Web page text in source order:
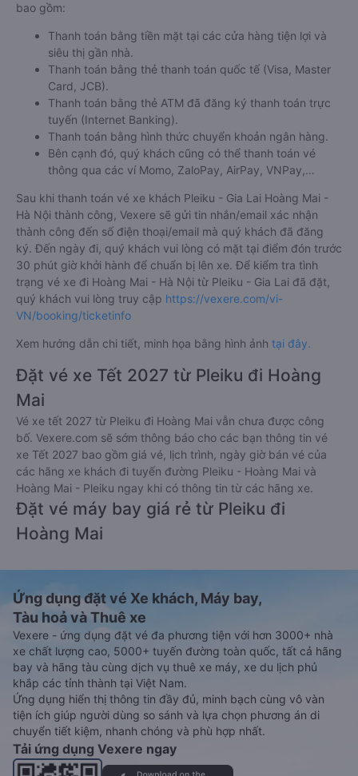
bao gồm:
Thanh toán bằng tiền mặt tại các cửa hàng tiện lợi và
siêu thị gần nhà.
Thanh toán bằng thẻ thanh toán quốc tế (Visa, Master
Card, JCB).
Thanh toán bằng thẻ ATM đã đăng ký thanh toán trực
tuyến (Internet Banking).
Thanh toán bằng hình thức chuyển khoản ngân hàng.
Bên cạnh đó, quý khách cũng có thể thanh toán vé
thông qua các ví Momo, ZaloPay, AirPay, VNPay,…
Sau khi thanh toán vé xe khách Pleiku - Gia Lai Hoàng Mai -
Hà Nội thành công, Vexere sẽ gửi tin nhắn/email xác nhận
thành công đến số điện thoại/email mà quý khách đã đăng
ký. Đến ngày đi, quý khách vui lòng có mặt tại điểm đón trước
30 phút giờ khởi hành để chuẩn bị lên xe. Để kiểm tra tình
trạng vé xe đi Hoàng Mai - Hà Nội từ Pleiku - Gia Lai đã đặt,
quý khách vui lòng truy cập https://vexere.com/vi-
VN/booking/ticketinfo
Xem hướng dẫn chi tiết, minh họa bằng hình ảnh tại đây.
Đặt vé xe Tết 2027 từ Pleiku đi Hoàng
Mai
Vé xe tết 2027 từ Pleiku đi Hoàng Mai vẫn chưa được công
bố. Vexere.com sẽ sớm thông báo cho các bạn thông tin vé
xe Tết 2027 bao gồm giá vé, lịch trình, ngày giờ bán vé của
các hãng xe khách đi tuyến đường Pleiku - Hoàng Mai và
Hoàng Mai - Pleiku ngay khi có thông tin từ các hãng xe.
Đặt vé máy bay giá rẻ từ Pleiku đi
Hoàng Mai
Ứng dụng đặt vé Xe khách, Máy bay,
Tàu hoả và Thuê xe
Vexere - ứng dụng đặt vé đa phương tiện với hơn 3000+ nhà
xe chất lượng cao, 5000+ tuyến đường toàn quốc, tất cả hãng
bay và hãng tàu cùng dịch vụ thuê xe máy, xe du lịch phủ
khắp các tỉnh thành tại Việt Nam.
Ứng dụng hiển thị thông tin đầy đủ, minh bạch cùng vô vàn
tiện ích giúp người dùng so sánh và lựa chọn phương án di
chuyển tiết kiệm, nhanh chóng và phù hợp nhất.
Tải ứng dụng Vexere ngay